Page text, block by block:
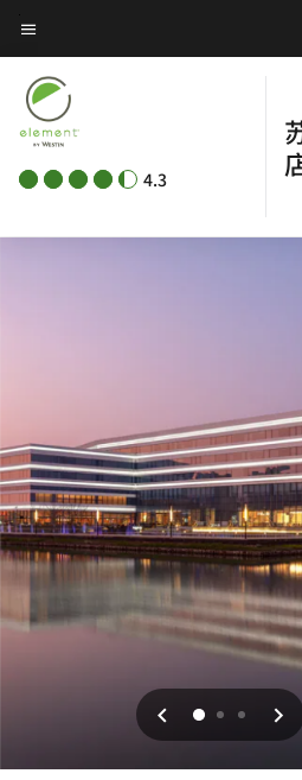
Skip
to
main
content
菜单文本
4.3
上一页
0 1 2